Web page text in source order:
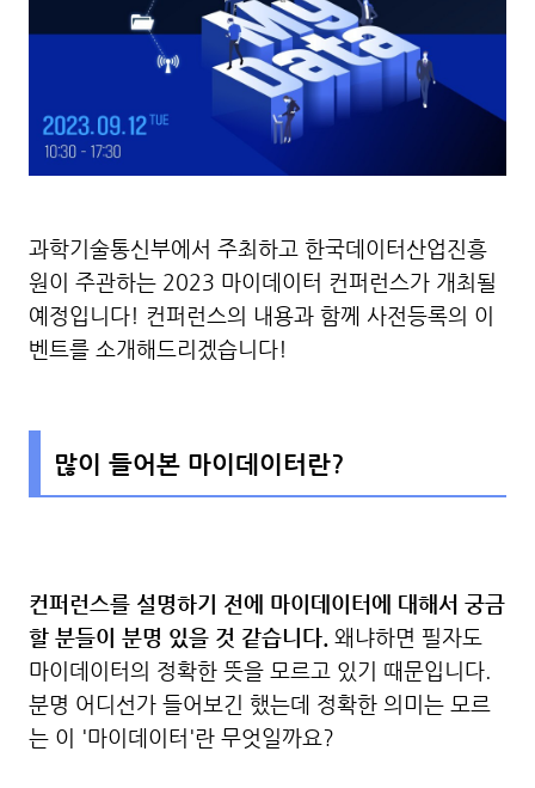
과학기술통신부에서 주최하고 한국데이터산업진흥
원이 주관하는 2023 마이데이터 컨퍼런스가 개최될
예정입니다! 컨퍼런스의 내용과 함께 사전등록의 이
벤트를 소개해드리겠습니다!
많이 들어본 마이데이터란?
컨퍼런스를 설명하기 전에 마이데이터에 대해서 궁금
할 분들이 분명 있을 것 같습니다. 왜냐하면 필자도
마이데이터의 정확한 뜻을 모르고 있기 때문입니다.
분명 어디선가 들어보긴 했는데 정확한 의미는 모르
는 이 '마이데이터'란 무엇일까요?